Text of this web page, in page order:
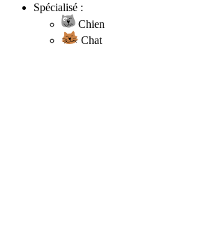
Spécialisé :
Chien
Chat